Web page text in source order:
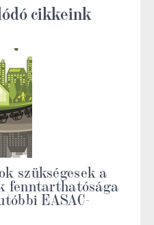
cikkeink
szükségesek a
fenntarthatósága
EASAC-